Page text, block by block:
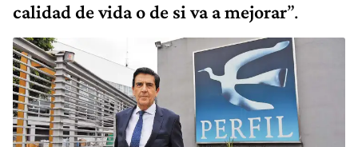
calidad de vida o de si va a mejorar”.